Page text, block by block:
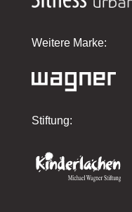
Weitere Marke:
Stiftung: